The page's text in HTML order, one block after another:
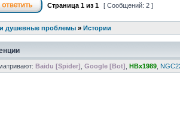
Страница 1из 1 [ Сообщений: 2 ]
душевные проблемы» Истории
Baidu [Spider] Google [Bot] HBx1989,